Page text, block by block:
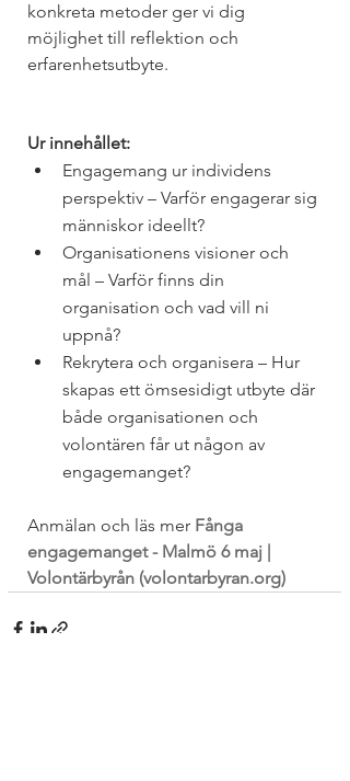
konkreta metoder ger vi dig
möjlighet till reflektion och
erfarenhetsutbyte.
Ur innehållet:
Engagemang ur individens
perspektiv – Varför engagerar sig
människor ideellt?
Organisationens visioner och
mål – Varför finns din
organisation och vad vill ni
uppnå?
Rekrytera och organisera – Hur
skapas ett ömsesidigt utbyte där
både organisationen och
volontären får ut någon av
engagemanget?
Anmälan och läs mer Fånga
engagemanget - Malmö 6 maj |
Volontärbyrån (volontarbyran.org)